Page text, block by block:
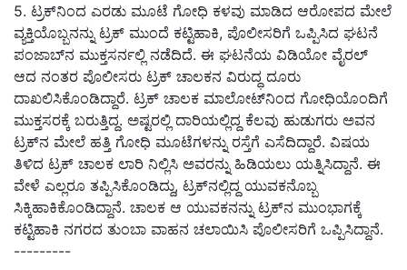
5. ಟ್ರಕ್‌ನಿಂದ ಎರಡು ಮೂಟೆ ಗೋಧಿ ಕಳವು ಮಾಡಿದ ಆರೋಪದ ಮೇಲೆ
ವ್ಯಕ್ತಿಯೊಬ್ಬನನ್ನು ಟ್ರಕ್ ಮುಂದೆ ಕಟ್ಟಿಹಾಕಿ, ಪೊಲೀಸರಿಗೆ ಒಪ್ಪಿಸಿದ ಘಟನೆ
ಪಂಜಾಬ್‌ನ ಮುಕ್ತಸರ್ನಲ್ಲಿ ನಡೆದಿದೆ. ಈ ಘಟನೆಯ ವಿಡಿಯೋ ವೈರಲ್
ಆದ ನಂತರ ಪೊಲೀಸರು ಟ್ರಕ್ ಚಾಲಕನ ವಿರುದ್ಧ ದೂರು
ದಾಖಲಿಸಿಕೊಂಡಿದ್ದಾರೆ. ಟ್ರಕ್ ಚಾಲಕ ಮಾಲೋಟ್‌ನಿಂದ ಗೋಧಿಯೊಂದಿಗೆ
ಮುಕ್ತಸರಕ್ಕೆ ಬರುತ್ತಿದ್ದ. ಅಷ್ಟರಲ್ಲಿ ದಾರಿಯಲ್ಲಿದ್ದ ಕೆಲವು ಹುಡುಗರು ಅವನ
ಟ್ರಕ್‌ನ ಮೇಲೆ ಹತ್ತಿ ಗೋಧಿ ಮೂಟೆಗಳನ್ನು ರಸ್ತೆಗೆ ಎಸೆದಿದ್ದಾರೆ. ವಿಷಯ
ತಿಳಿದ ಟ್ರಕ್ ಚಾಲಕ ಲಾರಿ ನಿಲ್ಲಿಸಿ ಅವರನ್ನು ಹಿಡಿಯಲು ಯತ್ನಿಸಿದ್ದಾನೆ. ಈ
ವೇಳೆ ಎಲ್ಲರೂ ತಪ್ಪಿಸಿಕೊಂಡಿದ್ದು, ಟ್ರಕ್‌ನಲ್ಲಿದ್ದ ಯುವಕನೊಬ್ಬ
ಸಿಕ್ಕಿಹಾಕಿಕೊಂಡಿದ್ದಾನೆ. ಚಾಲಕ ಆ ಯುವಕನನ್ನು ಟ್ರಕ್‌ನ ಮುಂಭಾಗಕ್ಕೆ
ಕಟ್ಟಿಹಾಕಿ ನಗರದ ತುಂಬಾ ವಾಹನ ಚಲಾಯಿಸಿ ಪೊಲೀಸರಿಗೆ ಒಪ್ಪಿಸಿದ್ದಾನೆ.
---------